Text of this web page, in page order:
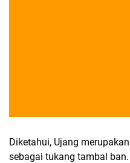
Diketahui, Ujang
sebagai tukang tambal